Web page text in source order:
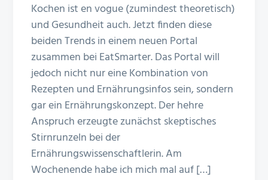
Kochen ist en vogue (zumindest theoretisch)
und Gesundheit auch. Jetzt finden diese
beiden Trends in einem neuen Portal
zusammen bei EatSmarter. Das Portal will
jedoch nicht nur eine Kombination von
Rezepten und Ernährungsinfos sein, sondern
gar ein Ernährungskonzept. Der hehre
Anspruch erzeugte zunächst skeptisches
Stirnrunzeln bei der
Ernährungswissenschaftlerin. Am
Wochenende habe ich mich mal auf […]